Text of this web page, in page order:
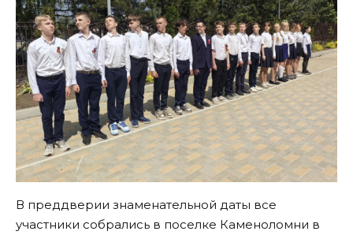
В преддверии знаменательной даты все
участники собрались в поселке Каменоломни в